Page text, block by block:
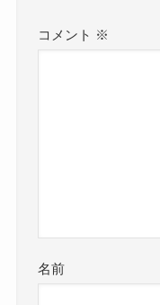
コメント ※
名前